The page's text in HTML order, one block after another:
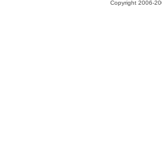
Copyright 2006-